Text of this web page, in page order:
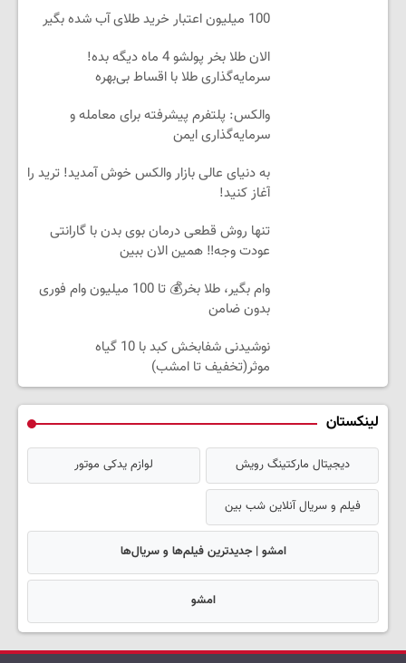
100 میلیون اعتبار خرید طلای آب شده بگیر
الان طلا بخر پولشو 4 ماه دیگه بده!
سرمایه‌گذاری طلا با اقساط بی‌بهره
والکس: پلتفرم پیشرفته برای معامله و
سرمایه‌گذاری ایمن
به دنیای عالی بازار والکس خوش آمدید! ترید را
آغاز کنید!
تنها روش قطعی درمان بوی بدن با گارانتی
عودت وجه‼️ همین الان ببین
وام بگیر، طلا بخر💰 تا 100 میلیون وام فوری
بدون ضامن
نوشیدنی شفابخش کبد با 10 گیاه
موثر(تخفیف تا امشب)
لینکستان
دیجیتال مارکتینگ رویش لوازم یدکی موتور
فیلم و سریال آنلاین شب بین
امشو | جدیدترین فیلم‌ها و سریال‌ها
امشو